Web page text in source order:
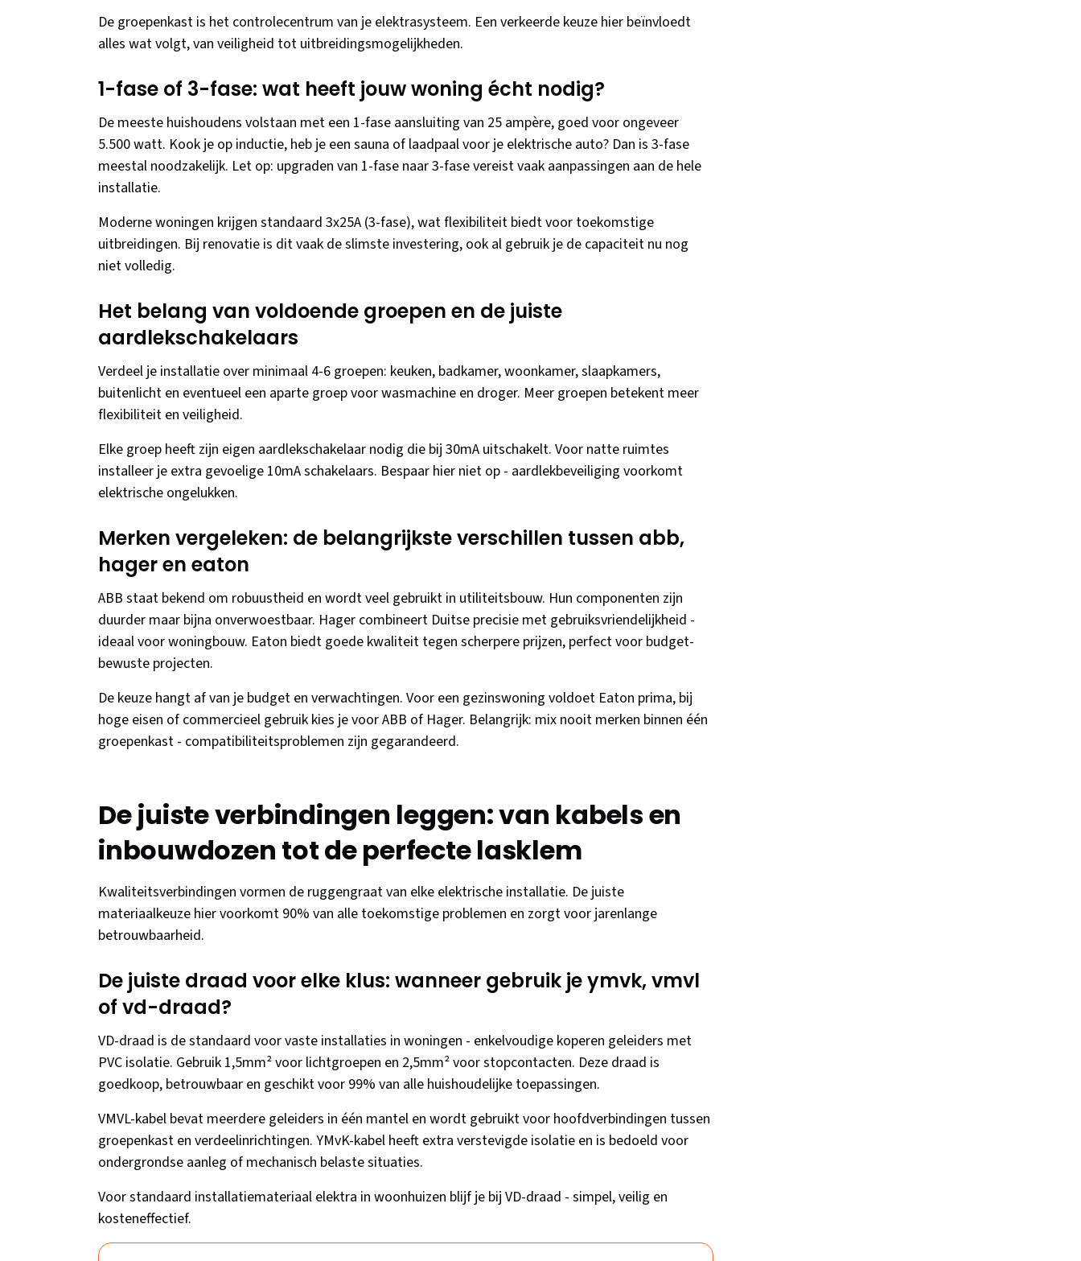
De groepenkast is het controlecentrum van je elektrasysteem. Een verkeerde keuze hier beïnvloedt
alles wat volgt, van veiligheid tot uitbreidingsmogelijkheden.
1-fase of 3-fase: wat heeft jouw woning écht nodig?
De meeste huishoudens volstaan met een 1-fase aansluiting van 25 ampère, goed voor ongeveer
5.500 watt. Kook je op inductie, heb je een sauna of laadpaal voor je elektrische auto? Dan is 3-fase
meestal noodzakelijk. Let op: upgraden van 1-fase naar 3-fase vereist vaak aanpassingen aan de hele
installatie.
Moderne woningen krijgen standaard 3x25A (3-fase), wat flexibiliteit biedt voor toekomstige
uitbreidingen. Bij renovatie is dit vaak de slimste investering, ook al gebruik je de capaciteit nu nog
niet volledig.
Het belang van voldoende groepen en de juiste
aardlekschakelaars
Verdeel je installatie over minimaal 4-6 groepen: keuken, badkamer, woonkamer, slaapkamers,
buitenlicht en eventueel een aparte groep voor wasmachine en droger. Meer groepen betekent meer
flexibiliteit en veiligheid.
Elke groep heeft zijn eigen aardlekschakelaar nodig die bij 30mA uitschakelt. Voor natte ruimtes
installeer je extra gevoelige 10mA schakelaars. Bespaar hier niet op - aardlekbeveiliging voorkomt
elektrische ongelukken.
Merken vergeleken: de belangrijkste verschillen tussen abb,
hager en eaton
ABB staat bekend om robuustheid en wordt veel gebruikt in utiliteitsbouw. Hun componenten zijn
duurder maar bijna onverwoestbaar. Hager combineert Duitse precisie met gebruiksvriendelijkheid -
ideaal voor woningbouw. Eaton biedt goede kwaliteit tegen scherpere prijzen, perfect voor budget-
bewuste projecten.
De keuze hangt af van je budget en verwachtingen. Voor een gezinswoning voldoet Eaton prima, bij
hoge eisen of commercieel gebruik kies je voor ABB of Hager. Belangrijk: mix nooit merken binnen één
groepenkast - compatibiliteitsproblemen zijn gegarandeerd.
De juiste verbindingen leggen: van kabels en
inbouwdozen tot de perfecte lasklem
Kwaliteitsverbindingen vormen de ruggengraat van elke elektrische installatie. De juiste
materiaalkeuze hier voorkomt 90% van alle toekomstige problemen en zorgt voor jarenlange
betrouwbaarheid.
De juiste draad voor elke klus: wanneer gebruik je ymvk, vmvl
of vd-draad?
VD-draad is de standaard voor vaste installaties in woningen - enkelvoudige koperen geleiders met
PVC isolatie. Gebruik 1,5mm² voor lichtgroepen en 2,5mm² voor stopcontacten. Deze draad is
goedkoop, betrouwbaar en geschikt voor 99% van alle huishoudelijke toepassingen.
VMVL-kabel bevat meerdere geleiders in één mantel en wordt gebruikt voor hoofdverbindingen tussen
groepenkast en verdeelinrichtingen. YMvK-kabel heeft extra verstevigde isolatie en is bedoeld voor
ondergrondse aanleg of mechanisch belaste situaties.
Voor standaard installatiemateriaal elektra in woonhuizen blijf je bij VD-draad - simpel, veilig en
kosteneffectief.